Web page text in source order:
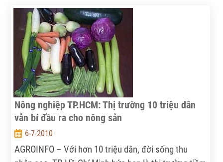
Nông nghiệp TP.HCM: Thị trường 10 triệu dân
vẫn bí đầu ra cho nông sản
6-7-2010
AGROINFO – Với hơn 10 triệu dân, đời sống thu